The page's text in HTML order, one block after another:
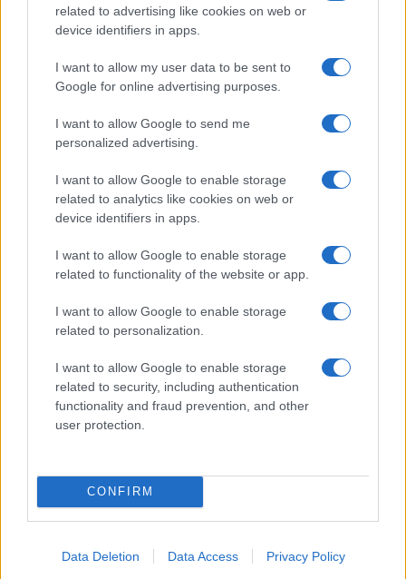
related to advertising like cookies on web or
device identifiers in apps.
I want to allow my user data to be sent to
Google for online advertising purposes.
I want to allow Google to send me
personalized advertising.
I want to allow Google to enable storage
related to analytics like cookies on web or
device identifiers in apps.
I want to allow Google to enable storage
related to functionality of the website or app.
I want to allow Google to enable storage
related to personalization.
I want to allow Google to enable storage
related to security, including authentication
functionality and fraud prevention, and other
user protection.
CONFIRM
Data Deletion Data Access Privacy Policy
I nostri cari
Invia un Comunicato Stampa| Pubblicità Segnala
Vuoi rimanere sempre aggiornato?
Iscriviti alla newsletter di Gallura Oggi e ricevi le nostre
email periodiche contenenti le ultime notizie pubblicate
Indirizzo email*
Privacy